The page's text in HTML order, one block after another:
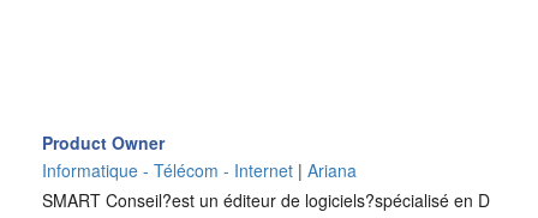
Product Owner
Informatique - Télécom - Internet | Ariana
SMART Conseil?est un éditeur de logiciels?spécialisé en D